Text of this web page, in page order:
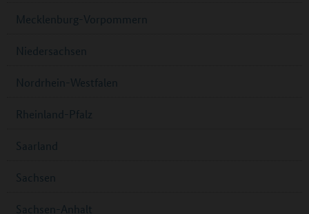
Mecklenburg-Vorpommern
Niedersachsen
Nordrhein-Westfalen
Rheinland-Pfalz
Saarland
Sachsen
Sachsen-Anhalt